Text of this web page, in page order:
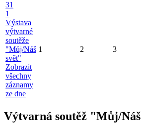
31
1
Výstava
výtvarné
soutěže
"Můj/Náš
svět"
Zobrazit
všechny
záznamy
ze dne
1 2 3
Výtvarná soutěž "Můj/Náš